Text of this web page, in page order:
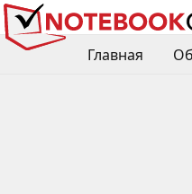
Главная